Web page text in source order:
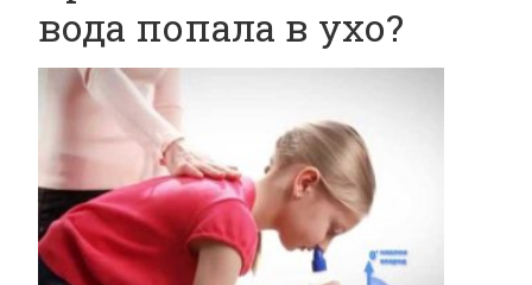
вода попала в ухо?